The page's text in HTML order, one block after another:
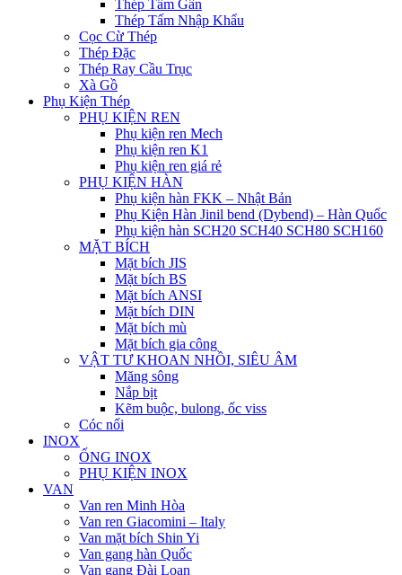
Thép Tấm Gân
Thép Tấm Nhập Khẩu
Cọc Cừ Thép
Thép Đặc
Thép Ray Cầu Trục
Xà Gồ
Phụ Kiện Thép
PHỤ KIỆN REN
Phụ kiện ren Mech
Phụ kiện ren K1
Phụ kiện ren giá rẻ
PHỤ KIỆN HÀN
Phụ kiện hàn FKK – Nhật Bản
Phụ Kiện Hàn Jinil bend (Dybend) – Hàn Quốc
Phụ kiện hàn SCH20 SCH40 SCH80 SCH160
MẶT BÍCH
Mặt bích JIS
Mặt bích BS
Mặt bích ANSI
Mặt bích DIN
Mặt bích mù
Mặt bích gia công
VẬT TƯ KHOAN NHỒI, SIÊU ÂM
Măng sông
Nắp bịt
Kẽm buộc, bulong, ốc viss
Cóc nối
INOX
ỐNG INOX
PHỤ KIỆN INOX
VAN
Van ren Minh Hòa
Van ren Giacomini – Italy
Van mặt bích Shin Yi
Van gang hàn Quốc
Van gang Đài Loan